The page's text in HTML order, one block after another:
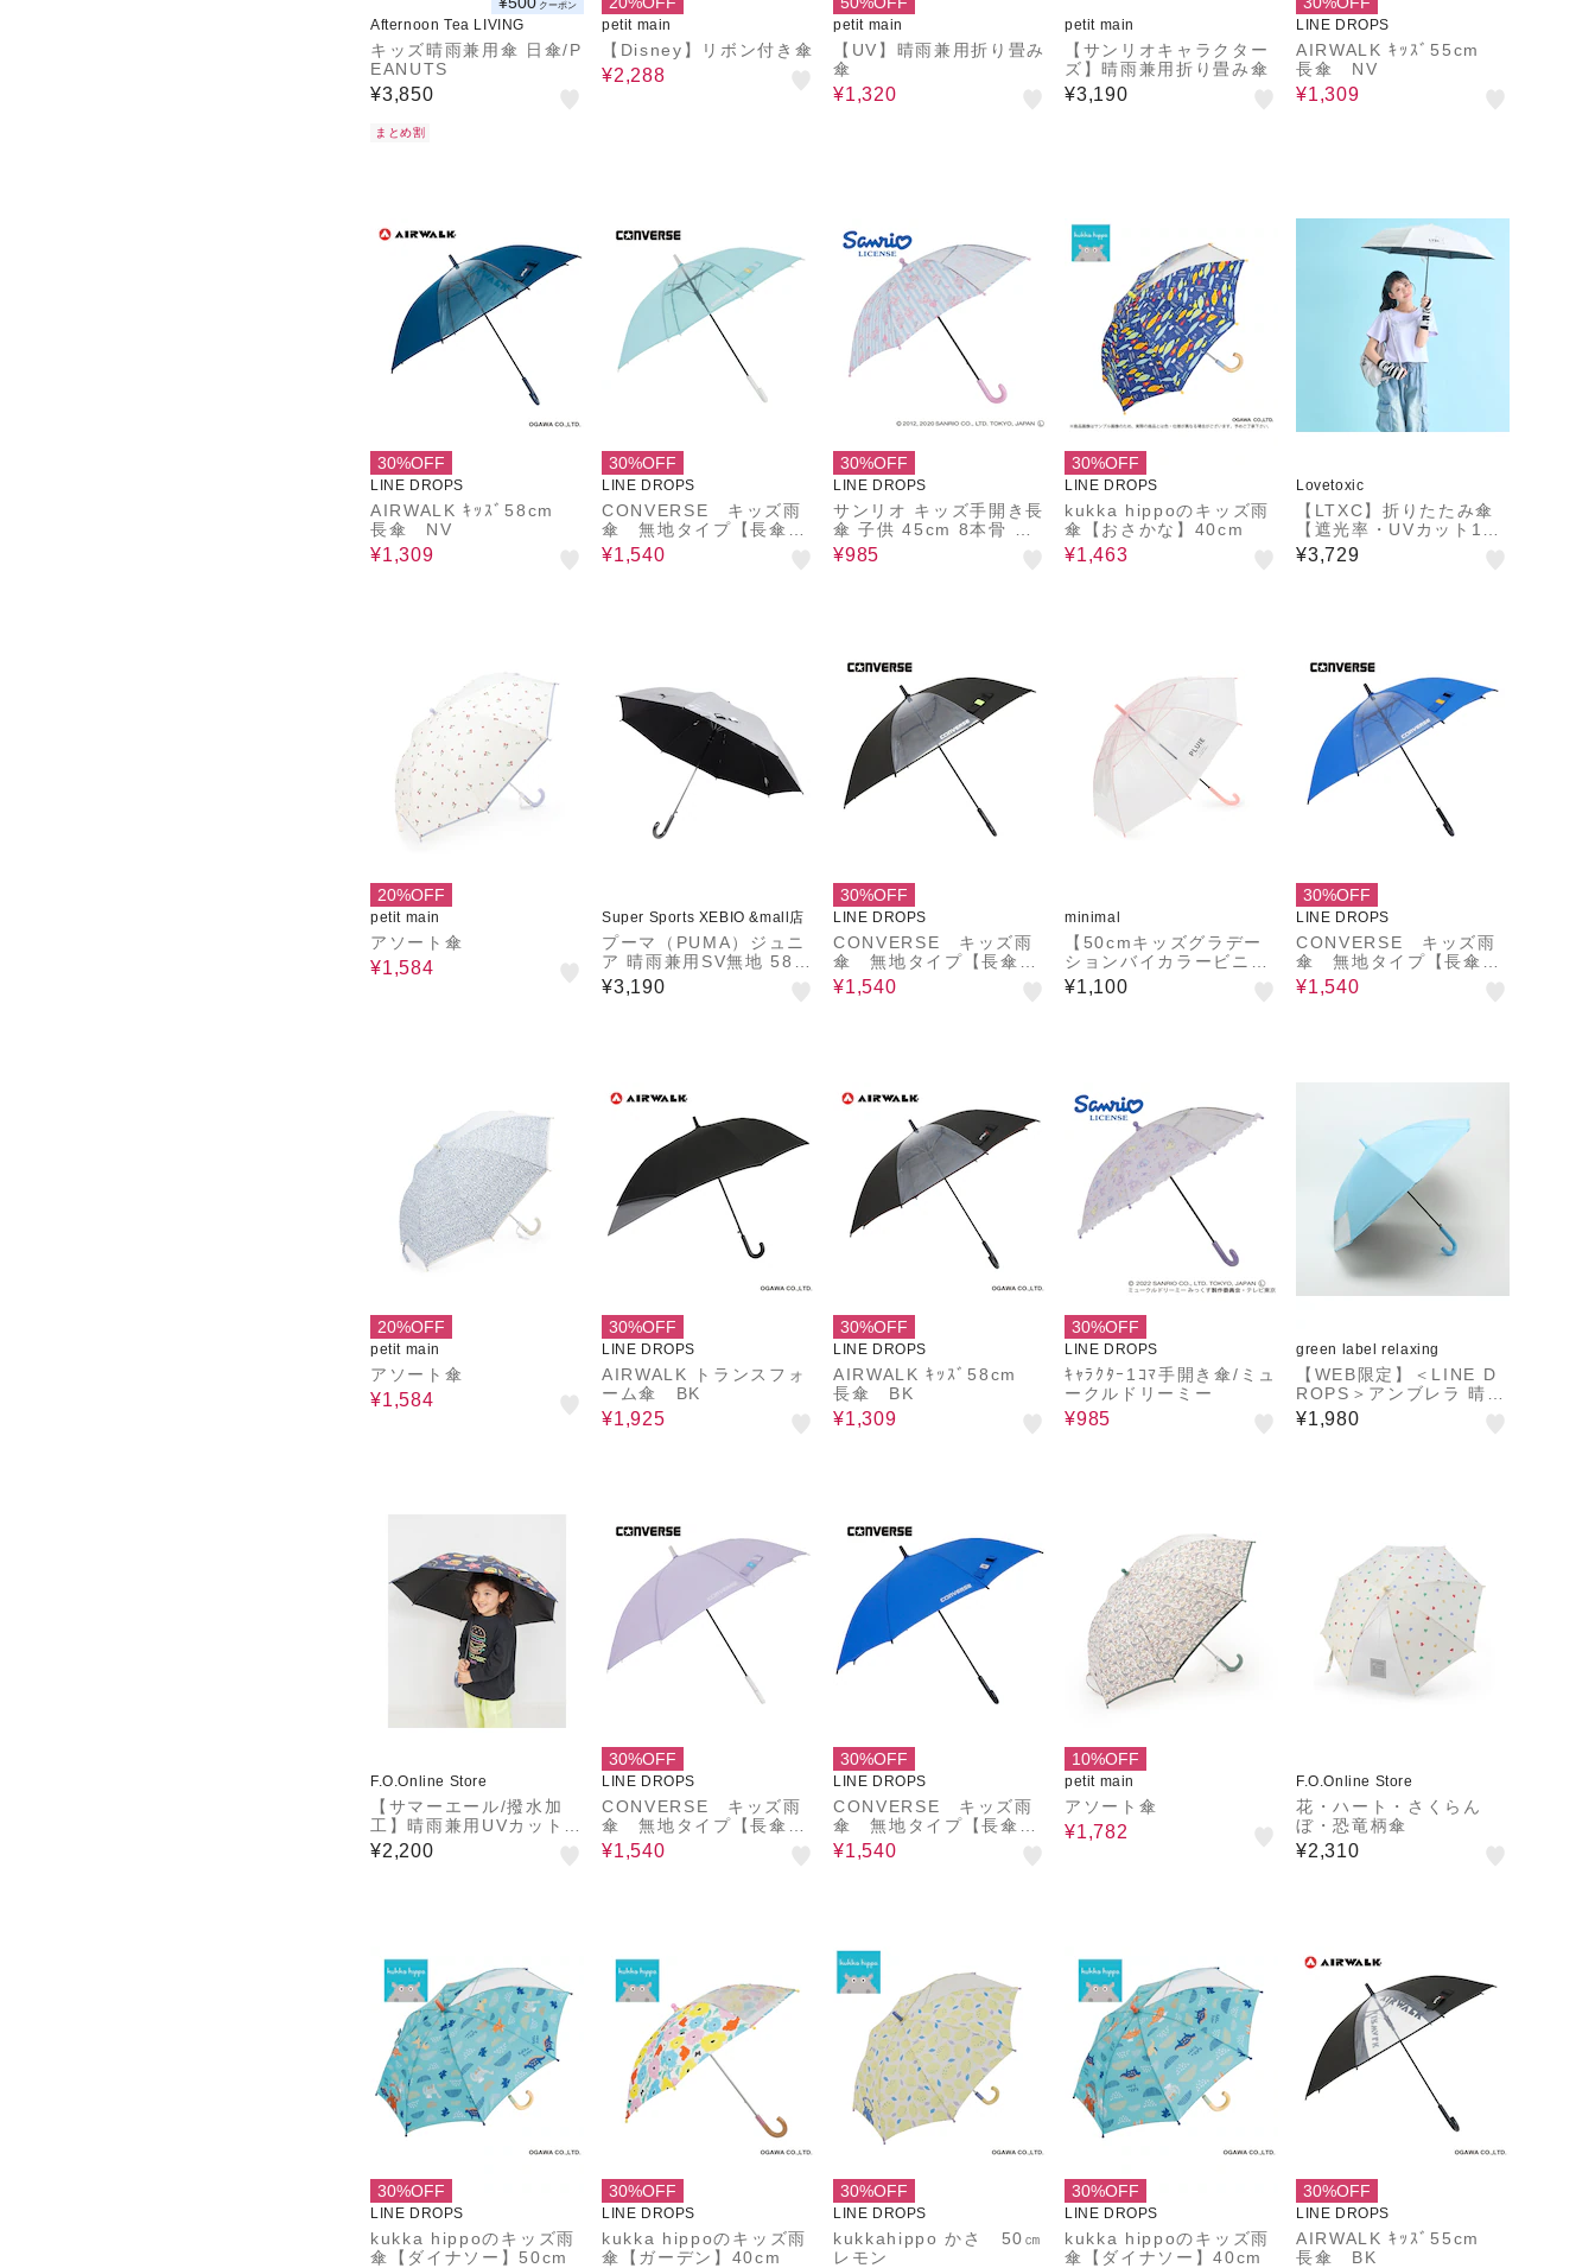
クーポン
Afternoon Tea LIVING
キッズ晴雨兼用傘 日傘/P
EANUTS
¥3,850
まとめ割
petit main
【Disney】リボン付き傘
¥2,288
petit main
【UV】晴雨兼用折り畳み
傘
¥1,320
petit main
【サンリオキャラクター
ズ】晴雨兼用折り畳み傘
¥3,190
LINE DROPS
AIRWALK ｷｯｽﾞ55cm
長傘 NV
¥1,309
30%OFF
LINE DROPS
AIRWALK ｷｯｽﾞ58cm
長傘 NV
¥1,309
30%OFF
LINE DROPS
CONVERSE キッズ雨
傘 無地タイプ【長傘
55cm】ミント
¥1,540
30%OFF
LINE DROPS
サンリオ キッズ手開き長
傘 子供 45cm 8本骨 ぼ
んぼんりぼん 安全手開き
透明窓付き お名前ネーム
¥985
30%OFF
LINE DROPS
kukka hippoのキッズ雨
傘【おさかな】40cm
¥1,463
Lovetoxic
【LTXC】折りたたみ傘
【遮光率・UVカット10
0％ UPF50＋】
¥3,729
20%OFF
petit main
アソート傘
¥1,584
Super Sports XEBIO &mall店
プーマ（PUMA）ジュニ
ア 晴雨兼用SV無地 58c
m ジャンプ傘 PBP75JP
58 SV
¥3,190
30%OFF
LINE DROPS
CONVERSE キッズ雨
傘 無地タイプ【長傘
55cm】ブラック
¥1,540
minimal
【50cmキッズグラデー
ションバイカラービニー
ル】
¥1,100
30%OFF
LINE DROPS
CONVERSE キッズ雨
傘 無地タイプ【長傘
55cm】ブルー
¥1,540
20%OFF
petit main
アソート傘
¥1,584
30%OFF
LINE DROPS
AIRWALK トランスフォ
ーム傘 BK
¥1,925
30%OFF
LINE DROPS
AIRWALK ｷｯｽﾞ58cm
長傘 BK
¥1,309
30%OFF
LINE DROPS
ｷｬﾗｸﾀｰ1ｺﾏ手開き傘/ミュ
ークルドリーミー
¥985
green label relaxing
【WEB限定】＜LINE D
ROPS＞アンブレラ 晴雨
兼用 / キッズ
¥1,980
F.O.Online Store
【サマーエール/撥水加
工】晴雨兼用UVカットア
ンブレラ 遮光 UVカット
撥水
¥2,200
30%OFF
LINE DROPS
CONVERSE キッズ雨
傘 無地タイプ【長傘
58cm】パープル
¥1,540
30%OFF
LINE DROPS
CONVERSE キッズ雨
傘 無地タイプ【長傘
58cm】ブルー
¥1,540
10%OFF
petit main
アソート傘
¥1,782
F.O.Online Store
花・ハート・さくらん
ぼ・恐竜柄傘
¥2,310
30%OFF
LINE DROPS
kukka hippoのキッズ雨
傘【ダイナソー】50cm
30%OFF
LINE DROPS
kukka hippoのキッズ雨
傘【ガーデン】40cm
30%OFF
LINE DROPS
kukkahippo かさ 50㎝
レモン
30%OFF
LINE DROPS
kukka hippoのキッズ雨
傘【ダイナソー】40cm
30%OFF
LINE DROPS
AIRWALK ｷｯｽﾞ55cm
長傘 BK